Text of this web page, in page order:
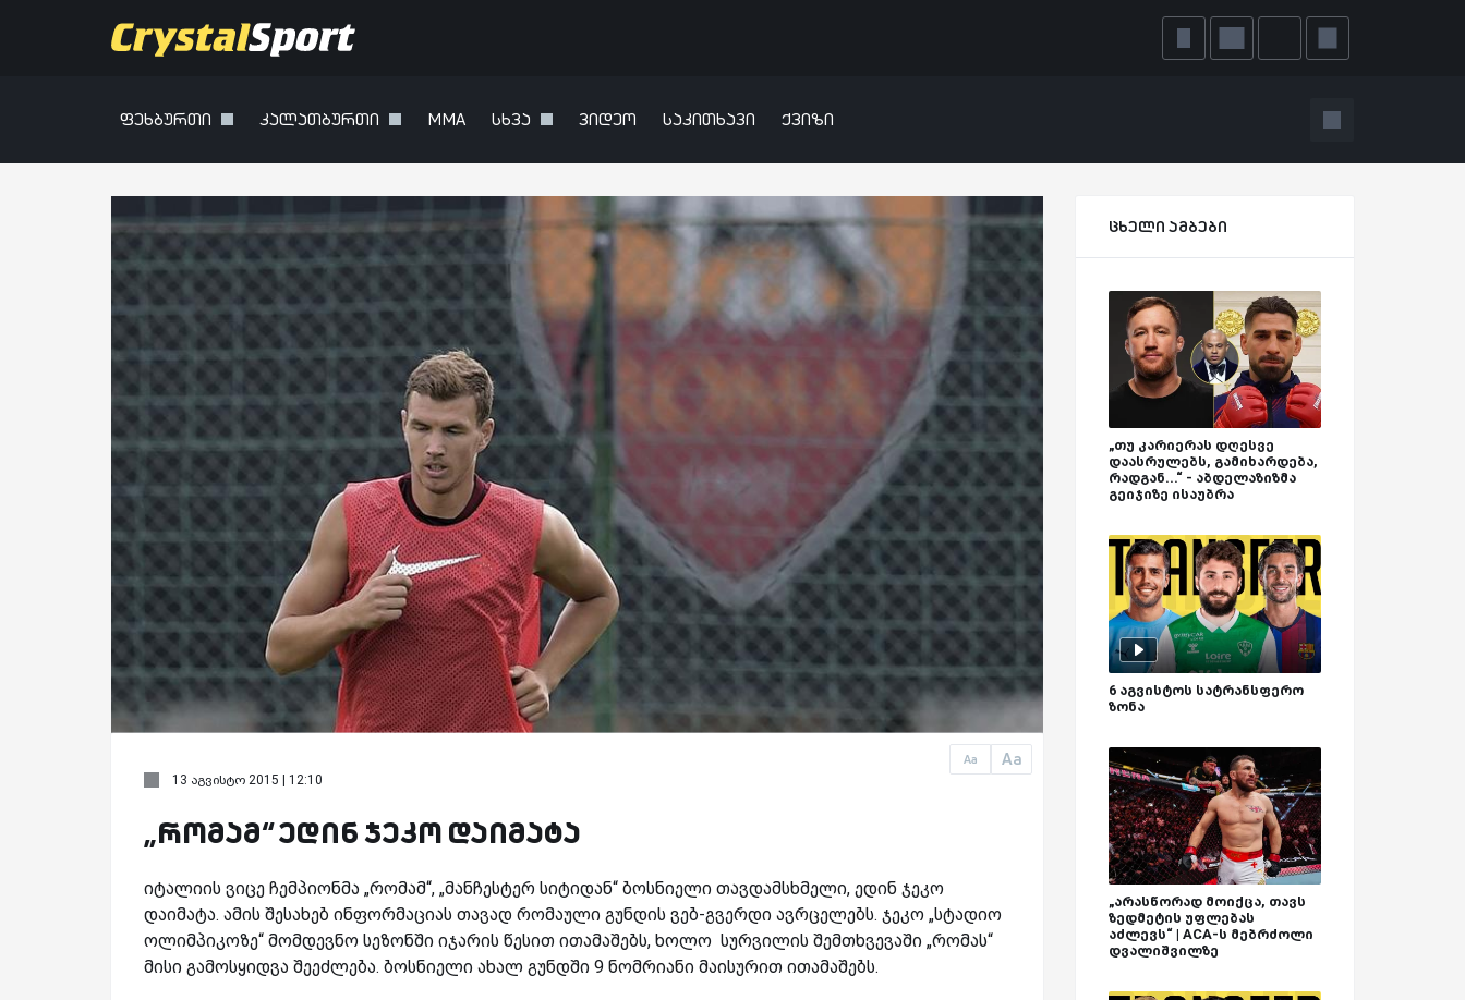
ფეხბურთი კალათბურთი MMA სხვა ვიდეო საკითხავი ქვიზი
Aa Aa
13 აგვისტო 2015 | 12:10
„რომამ“ ედინ ჯეკო დაიმატა
იტალიის ვიცე ჩემპიონმა „რომამ“, „მანჩესტერ სიტიდან“ ბოსნიელი თავდამსხმელი, ედინ ჯეკო
დაიმატა. ამის შესახებ ინფორმაციას თავად რომაული გუნდის ვებ-გვერდი ავრცელებს. ჯეკო „სტადიო
ოლიმპიკოზე“ მომდევნო სეზონში იჯარის წესით ითამაშებს, ხოლო სურვილის შემთხვევაში „რომას“
მისი გამოსყიდვა შეეძლება. ბოსნიელი ახალ გუნდში 9 ნომრიანი მაისურით ითამაშებს.
ცხელი ამბები
„თუ კარიერას დღესვე
დაასრულებს, გამიხარდება,
რადგან...“ - აბდელაზიზმა
გეიჯიზე ისაუბრა
6 აგვისტოს სატრანსფერო
ზონა
„არასწორად მოიქცა, თავს
ზედმეტის უფლებას
აძლევს“ | ACA-ს მებრძოლი
დვალიშვილზე